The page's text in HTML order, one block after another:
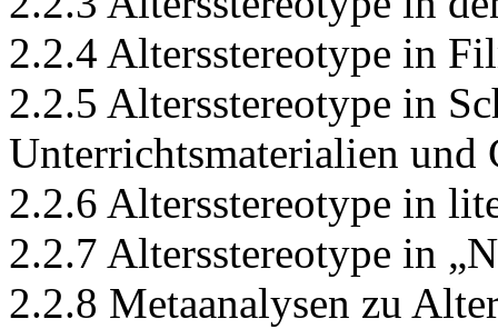
2.2.4 Altersstereotype in
2.2.5 Altersstereotype in
Unterrichtsmaterialien und
2.2.6 Altersstereotype in
2.2.7 Altersstereotype in
2.2.8 Metaanalysen zu